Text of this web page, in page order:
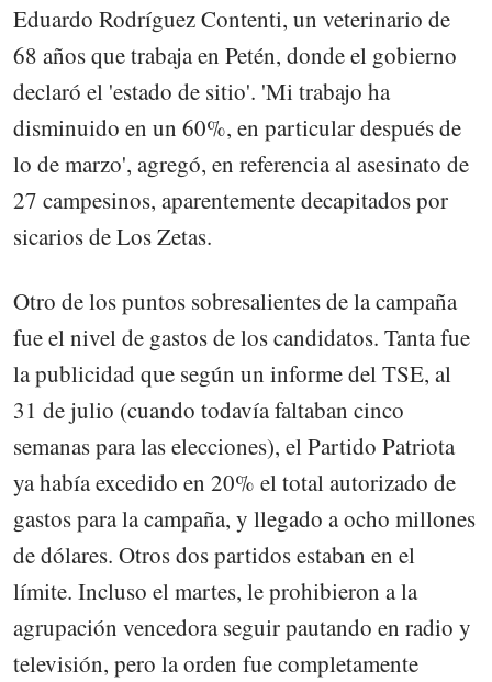
Eduardo Rodríguez Contenti, un veterinario de
68 años que trabaja en Petén, donde el gobierno
declaró el 'estado de sitio'. 'Mi trabajo ha
disminuido en un 60%, en particular después de
lo de marzo', agregó, en referencia al asesinato de
27 campesinos, aparentemente decapitados por
sicarios de Los Zetas.
Otro de los puntos sobresalientes de la campaña
fue el nivel de gastos de los candidatos. Tanta fue
la publicidad que según un informe del TSE, al
31 de julio (cuando todavía faltaban cinco
semanas para las elecciones), el Partido Patriota
ya había excedido en 20% el total autorizado de
gastos para la campaña, y llegado a ocho millones
de dólares. Otros dos partidos estaban en el
límite. Incluso el martes, le prohibieron a la
agrupación vencedora seguir pautando en radio y
televisión, pero la orden fue completamente